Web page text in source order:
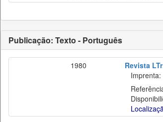
Publicação: Texto - Português
1980
Revista
Imprenta: